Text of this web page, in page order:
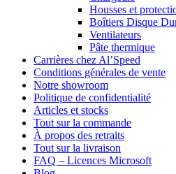
Housses et
Boîtiers Disque
Ventilateurs
Pâte thermique
Carrières chez Al’Speed
Conditions générales de vente
Notre showroom
Politique de confidentialité
Articles et stocks
Tout sur la commande
À propos des retraits
Tout sur la livraison
FAQ – Licences Microsoft